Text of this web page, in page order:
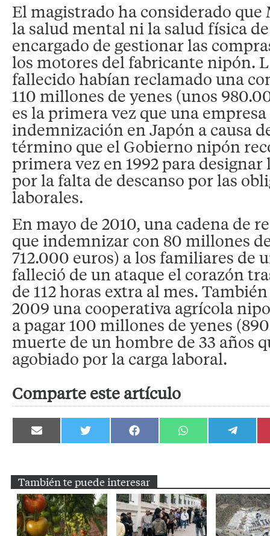
El magistrado ha considerado que
la salud mental ni la salud física
encargado de gestionar las
los motores del fabricante nipón.
fallecido habían reclamado una
110 millones de yenes (unos
es la primera vez que una
indemnización en Japón a causa
término que el Gobierno nipón
primera vez en 1992 para designar
por la falta de descanso por las
laborales.
En mayo de 2010, una cadena de
que indemnizar con 80 millones
712.000 euros) a los familiares de
falleció de un ataque el corazón
de 112 horas extra al mes.
2009 una cooperativa agrícola
a pagar 100 millones de yenes
muerte de un hombre de 33 años
agobiado por la carga laboral.
Comparte este artículo
Compartir
en
Compartir
en
Compartir
en
Compartir
en
Compartir
en
También te puede interesar